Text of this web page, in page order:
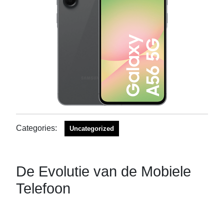
Categories: Uncategorized
De Evolutie van de Mobiele
Telefoon